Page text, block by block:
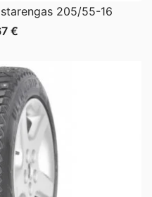
205/55-16
€